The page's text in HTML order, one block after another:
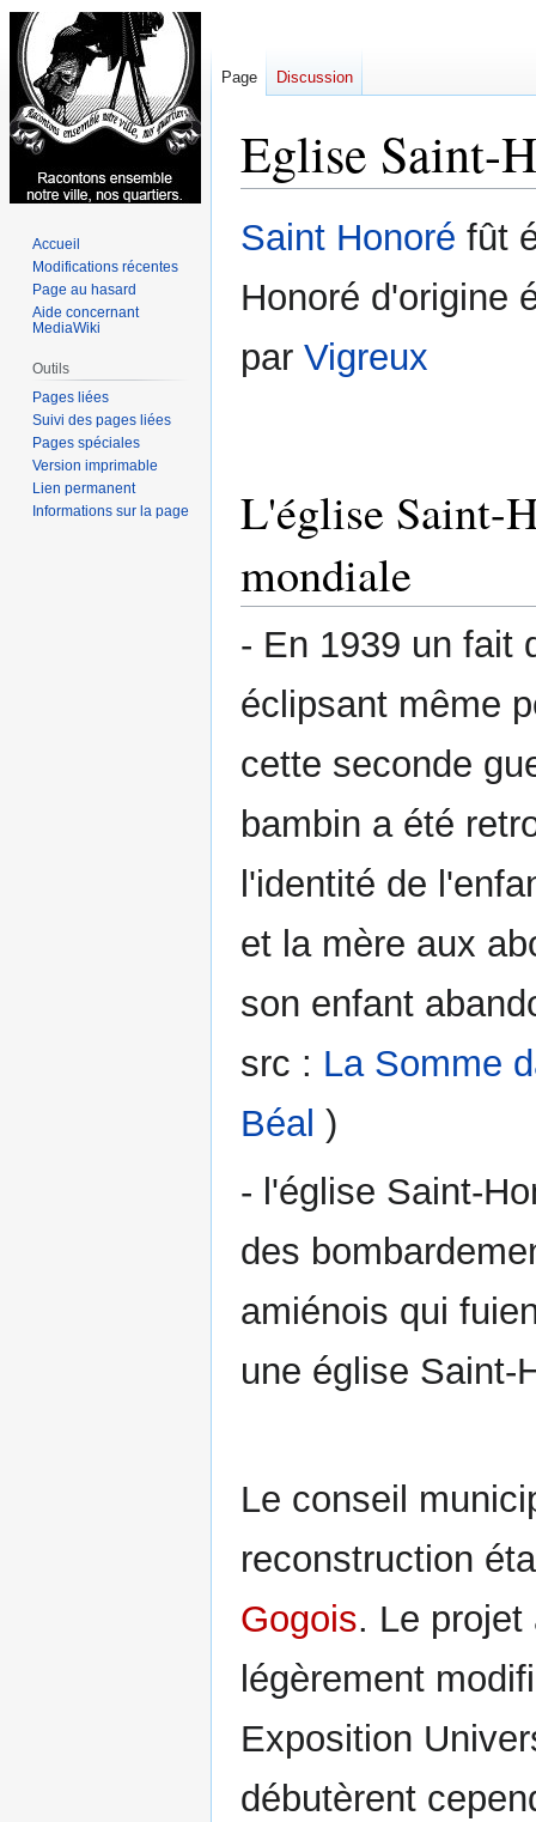
Eglise Saint-
Aller
à
navigation
Aller
à
recherche
Saint Honoré fût
Honoré d'origine
par Vigreux
L'église Saint-
mondiale
- En 1939 un fait
éclipsant même
cette seconde
bambin a été
l'identité de
et la mère aux
son enfant
src : La Somme
Béal )
- l'église Saint-
des
amiénois qui
une église Saint-
Le conseil
reconstruction
Gogois. Le projet
légèrement
Exposition
débutèrent
Page Discussion
Accueil
Modifications récentes
Page au hasard
Aide concernant
MediaWiki
Outils
Pages liées
Suivi des pages liées
Pages spéciales
Version imprimable
Lien permanent
Informations sur la page